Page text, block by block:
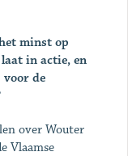
minst op
in actie, en
de
over Wouter
Vlaamse